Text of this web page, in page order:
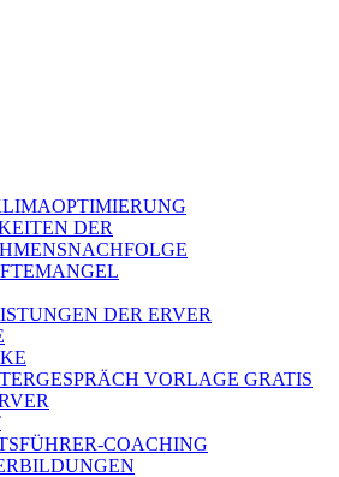
DER
DER ERVER
VORLAGE GRATIS
COACHING